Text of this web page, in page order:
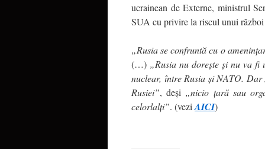
ucrainean de Externe, ministrul
SUA cu privire la riscul unui război
„Rusia se confruntă cu o
(…) „Rusia nu dorește și nu va fi
nuclear, între Rusia și NATO.
Rusiei”, deși „nicio țară sau
celorlalți”. (vezi AICI)